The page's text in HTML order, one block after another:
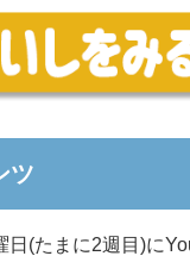
ツ
日(たまに2週目)に